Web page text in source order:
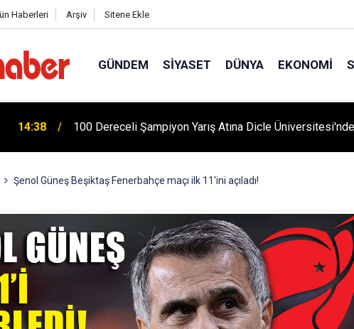
Haberleri Arşiv Sitene Ekle
GÜNDEM SIYASET DÜNYA EKONOMI
14:38 100 Dereceli Şampiyon Yarış Atına Dicle
Şenol Güneş Beşiktaş Fenerbahçe maçı ilk 11'ini açıladı!